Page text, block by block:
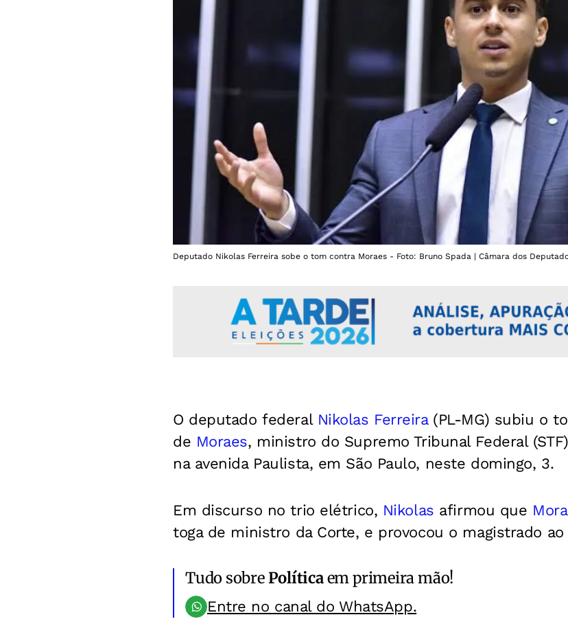
Deputado Nikolas Ferreira sobe o tom contra Moraes - Foto: Bruno Spada | Câmara dos
O deputado federal Nikolas Ferreira(PL-MG) subiu o
de Moraes, ministro do Supremo Tribunal Federal
na avenida Paulista, em São Paulo, neste domingo, 3.
Em discurso no trio elétrico, Nikolas afirmou que
toga de ministro da Corte, e provocou o magistrado ao
Tudo sobrePolíticaem primeira mão!
Entre no canal do WhatsApp.